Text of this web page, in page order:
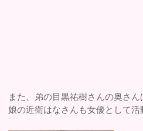
また、弟の目黒祐樹さんの奥さん
娘の近衛はなさんも女優として活